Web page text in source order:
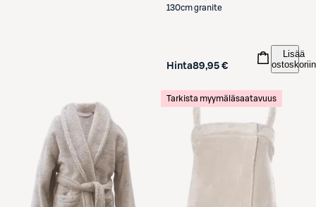
130cm granite
Hinta89,95 €
Lisää
ostoskoriin
Tarkista myymäläsaatavuus